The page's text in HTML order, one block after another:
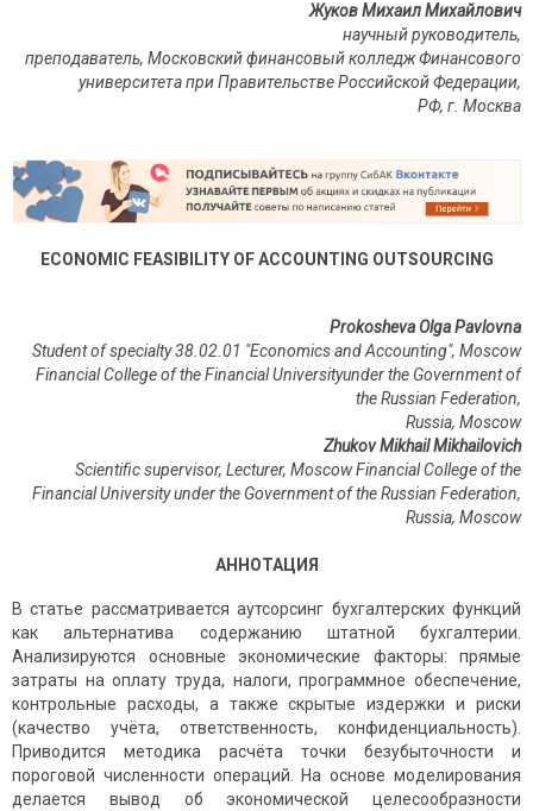
Жуков Михаил Михайлович
научный руководитель,
преподаватель, Московский финансовый колледж Финансового
университета при Правительстве Российской Федерации,
РФ, г. Москва
ECONOMIC FEASIBILITY OF ACCOUNTING OUTSOURCING
Prokosheva Olga Pavlovna
Student of specialty 38.02.01 "Economics and Accounting", Moscow
Financial College of the Financial Universityunder the Government of
the Russian Federation,
Russia, Moscow
Zhukov Mikhail Mikhailovich
Scientific supervisor, Lecturer, Moscow Financial College of the
Financial University under the Government of the Russian Federation,
Russia, Moscow
АННОТАЦИЯ
В статье рассматривается аутсорсинг бухгалтерских функций
как альтернатива содержанию штатной бухгалтерии.
Анализируются основные экономические факторы: прямые
затраты на оплату труда, налоги, программное обеспечение,
контрольные расходы, а также скрытые издержки и риски
(качество учёта, ответственность, конфиденциальность).
Приводится методика расчёта точки безубыточности и
пороговой численности операций. На основе моделирования
делается вывод об экономической целесообразности